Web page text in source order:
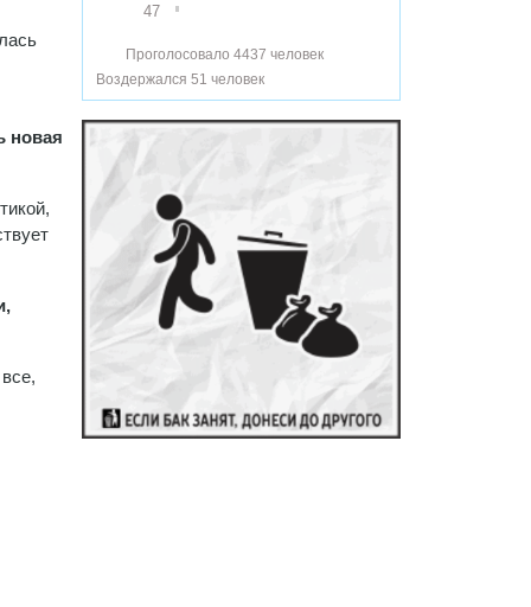
новая
47
Проголосовало 4437 человек
Воздержался 51 человек